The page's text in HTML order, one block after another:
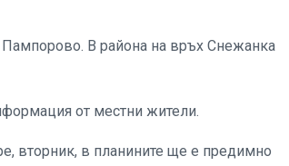
В района на връх Снежанка
от местни жители.
вторник, в планините ще е предимно